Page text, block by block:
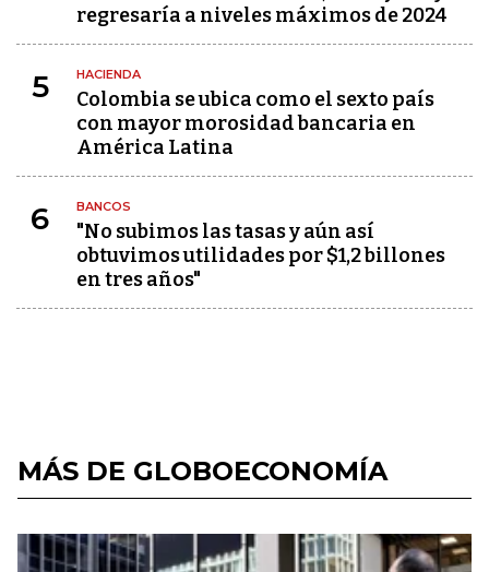
regresaría a niveles máximos de 2024
5 HACIENDA
Colombia se ubica como el sexto país
con mayor morosidad bancaria en
América Latina
6 BANCOS
"No subimos las tasas y aún así
obtuvimos utilidades por $1,2 billones
en tres años"
MÁS DE GLOBOECONOMÍA